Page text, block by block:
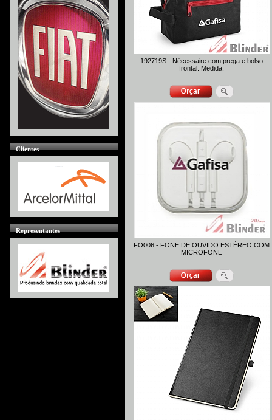
Clientes
Representantes
192719S - Nécessaire com prega e bolso
frontal. Medida:
FO006 - FONE DE OUVIDO ESTÉREO COM
MICROFONE